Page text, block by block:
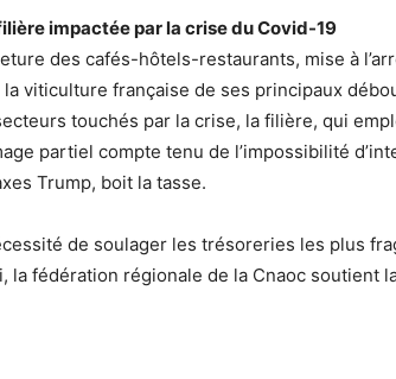
impactée par la crise du Covid-19
des cafés-hôtels-restaurants, mise à
la viticulture française de ses principaux
touchés par la crise, la filière, qui
partiel compte tenu de l’impossibilité
Trump, boit la tasse.
de soulager les trésoreries les plus
la fédération régionale de la Cnaoc soutient